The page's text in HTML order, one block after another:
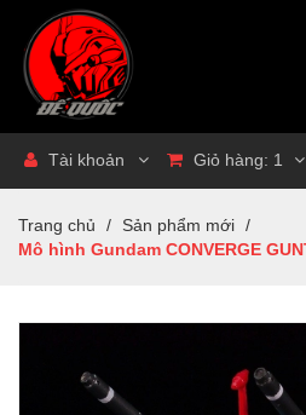
Tài khoản Giỏ hàng: 1
Trang chủ / Sản phẩm mới /
Mô hình Gundam CONVERGE